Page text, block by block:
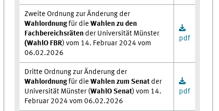
Zweite Ordnung zur Änderung der
Wahlordnungfür dieWahlen zu den
Fachbereichsräten der Universität Münster
(WahlO FBR) vom 14. Februar 2024 vom
06.02.2026
pdf
Dritte Ordnung zur Änderung der
Wahlordnungfür dieWahlen zum Senat der
Universität Münster (WahlO Senat) vom 14.
Februar 2024 vom 06.02.2026
pdf